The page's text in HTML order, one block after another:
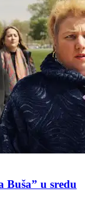
u sredu